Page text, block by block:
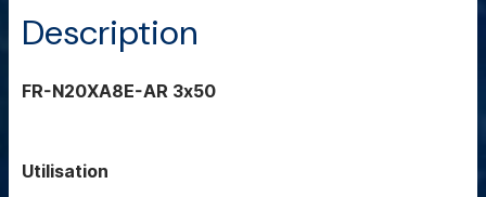
Description
FR-N20XA8E-AR 3x50
Utilisation